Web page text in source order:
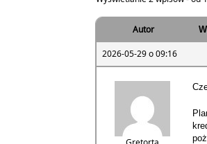
Autor
2026-05-29 o 09:16